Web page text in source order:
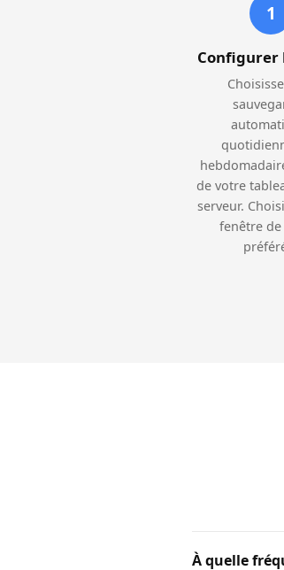
1
Configurer
de votre
serveur.
fenêtre
À quelle